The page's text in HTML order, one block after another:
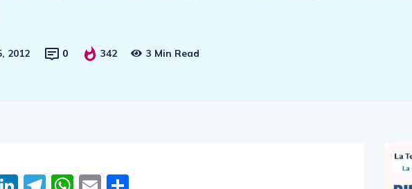
2012 0 342 3 Min Read